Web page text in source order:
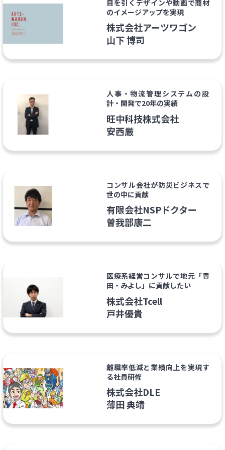
目を引くデザインや動画で商材
のイメージアップを実現
株式会社アーツワゴン
山下 博司
人事・物流管理システムの設
計・開発で20年の実績
旺中科技株式会社
安西厳
コンサル会社が防災ビジネスで
世の中に貢献
有限会社NSPドクター
曽我部康二
医療系経営コンサルで地元「豊
田・みよし」に貢献したい
株式会社Tcell
戸井優貴
離職率低減と業績向上を実現す
る社員研修
株式会社DLE
薄田 典靖